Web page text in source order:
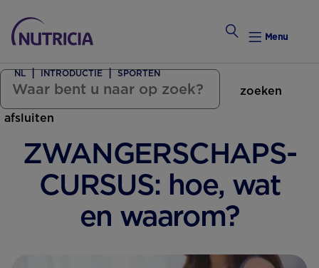
Zwanger Worden
Menu
zoeken
afsluiten
ZWANGERSCHAPS­
CURSUS: hoe, wat
en waarom?
NL INTRODUCTIE SPORTEN